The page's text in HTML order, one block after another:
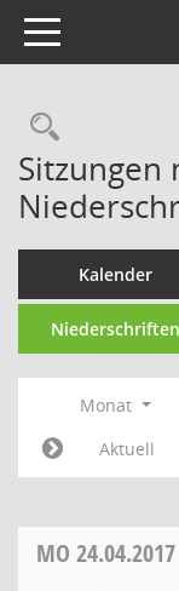
Toggle navigation
Sitzungen
Kalender
Niederschriften
Monat
Aktuell
MO 24.04.2017